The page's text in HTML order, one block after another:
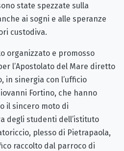
state spezzate sulla
ai sogni e alle speranze
custodiva.
organizzato e promosso
l’Apostolato del Mare diretto
in sinergia con l’ufficio
Fortino, che hanno
il sincero moto di
degli studenti dell’istituto
plesso di Pietrapaola,
raccolto dal parroco di